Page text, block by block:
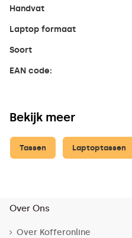
Handvat
Laptop formaat
Soort
EAN code:
Bekijk meer
Tassen Laptoptassen
Over Ons
Over Kofferonline